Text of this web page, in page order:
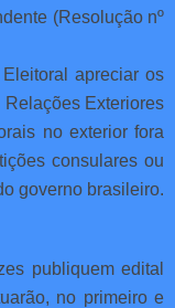
(Resolução nº
apreciar os
Exteriores
no exterior fora
consulares ou
governo brasileiro.
publiquem edital
no primeiro e